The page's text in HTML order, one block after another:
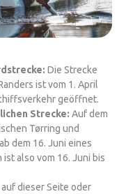
Die Strecke
ist vom 1. April
geöffnet.
Strecke: Auf dem
Tørring und
dem 16. Juni eines
also vom 16. Juni bis
auf dieser Seite oder